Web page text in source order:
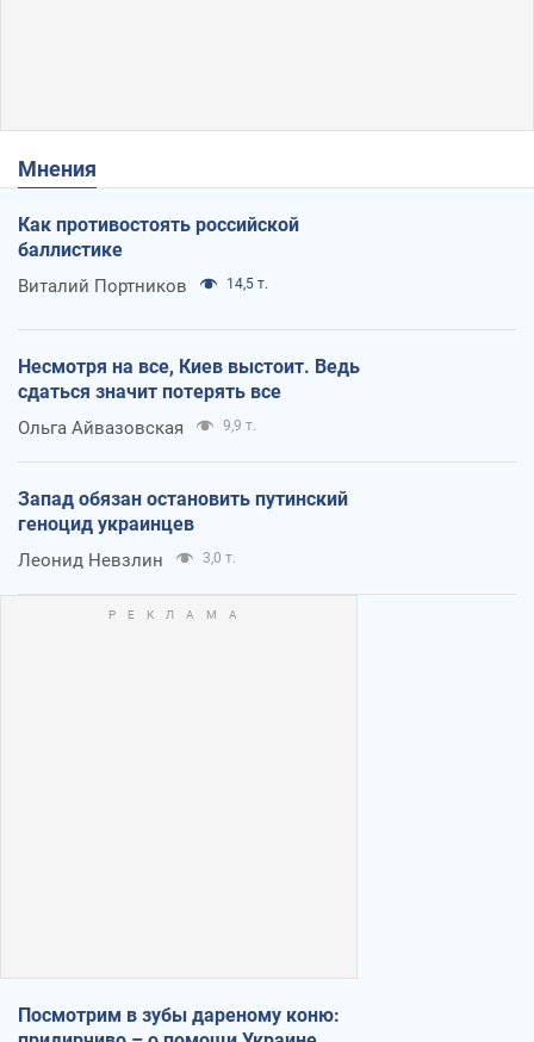
Мнения
Как противостоять российской
баллистике
Виталий Портников 14,5 т.
Несмотря на все, Киев выстоит. Ведь
сдаться значит потерять все
Ольга Айвазовская 9,9 т.
Запад обязан остановить путинский
геноцид украинцев
Леонид Невзлин 3,0 т.
Посмотрим в зубы дареному коню: